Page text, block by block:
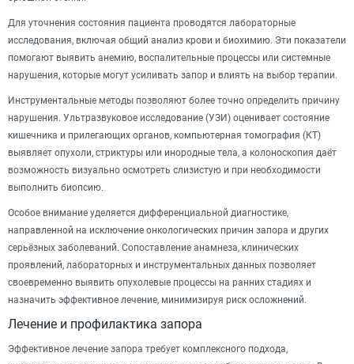
Для уточнения состояния пациента проводятся лабораторные
исследования, включая общий анализ крови и биохимию. Эти показатели
помогают выявить анемию, воспалительные процессы или системные
нарушения, которые могут усиливать запор и влиять на выбор терапии.
Инструментальные методы позволяют более точно определить причину
нарушения. Ультразвуковое исследование (УЗИ) оценивает состояние
кишечника и прилегающих органов, компьютерная томография (КТ)
выявляет опухоли, стриктуры или инородные тела, а колоноскопия даёт
возможность визуально осмотреть слизистую и при необходимости
выполнить биопсию.
Особое внимание уделяется дифференциальной диагностике,
направленной на исключение онкологических причин запора и других
серьёзных заболеваний. Сопоставление анамнеза, клинических
проявлений, лабораторных и инструментальных данных позволяет
своевременно выявить опухолевые процессы на ранних стадиях и
назначить эффективное лечение, минимизируя риск осложнений.
Лечение и профилактика запора
Эффективное лечение запора требует комплексного подхода,